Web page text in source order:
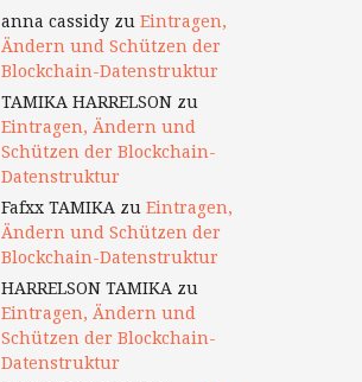
anna cassidyzu Eintragen,
Ändern und Schützen der
Blockchain-Datenstruktur
TAMIKA HARRELSONzu
Eintragen, Ändern und
Schützen der Blockchain-
Datenstruktur
Fafxx TAMIKA zu Eintragen,
Ändern und Schützen der
Blockchain-Datenstruktur
HARRELSON TAMIKA zu
Eintragen, Ändern und
Schützen der Blockchain-
Datenstruktur